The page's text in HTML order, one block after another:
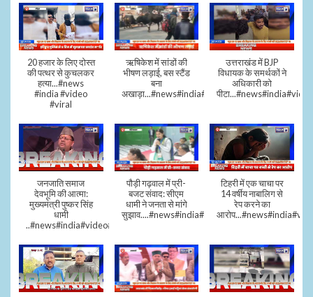
20 हजार के लिए दोस्त
की पत्थर से कुचलकर
हत्या...#news
#india #video
#viral
ऋषिकेश में सांडों की
भीषण लड़ाई, बस स्टैंड
बना
अखाड़ा...#news#india#video#viral
उत्तराखंड में BJP
विधायक के समर्थकों ने
अधिकारी को
जनजाति समाज
देवभूमि की आत्मा:
मुख्यमंत्री पुष्कर सिंह
धामी
..#news#india#video#viral
पौड़ी गढ़वाल में प्री-
बजट संवाद: सीएम
धामी ने जनता से मांगे
सुझाव....#news#india#video#viral
टिहरी में एक चाचा पर
14 वर्षीय नाबालिग से
रेप करने का